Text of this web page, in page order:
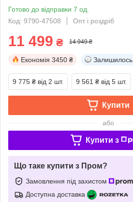
Готово до відправки 7 од.
Код: 9790-47508
Опт і роздріб
11 499 ₴ 14 949 ₴
Економія 3450 ₴ Залишилось
9 775 ₴ від 2 шт. 9 561 ₴ від 5 шт.
Купити
або
Купити з
Що таке купити з Пром?
Замовлення під захистом
Доступна доставка